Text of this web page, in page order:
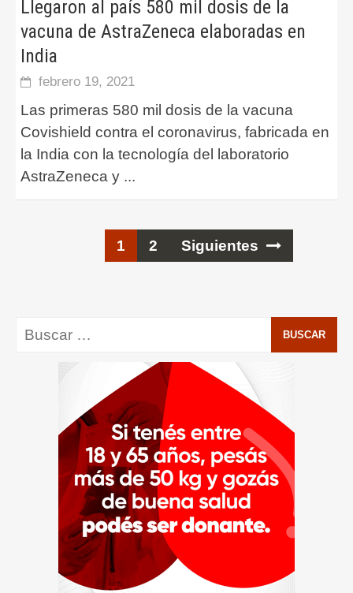
Llegaron al país 580 mil dosis de la
vacuna de AstraZeneca elaboradas en
India
febrero 19, 2021
Las primeras 580 mil dosis de la vacuna
Covishield contra el coronavirus, fabricada en
la India con la tecnología del laboratorio
AstraZeneca y ...
1 2 Siguientes
Buscar: